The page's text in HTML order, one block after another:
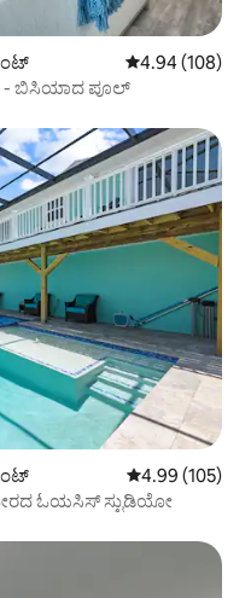
5 ರಲ್ಲಿ 4.94
4.94 (108)
- ಬಿಸಿಯಾದ ಪೂಲ್
5 ರಲ್ಲಿ 4.99
4.99 (105)
ಓಯಸಿಸ್ ಸ್ಟುಡಿಯೋ